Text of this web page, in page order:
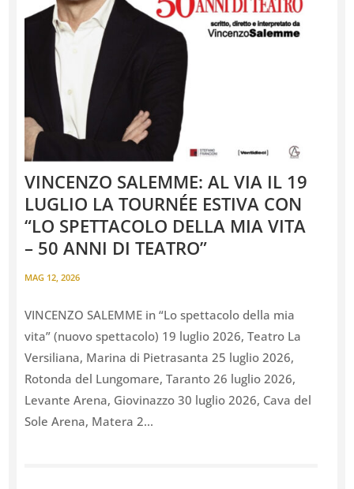
VINCENZO SALEMME: AL VIA IL 19
LUGLIO LA TOURNÉE ESTIVA CON
“LO SPETTACOLO DELLA MIA VITA
– 50 ANNI DI TEATRO”
MAG 12, 2026
VINCENZO SALEMME in “Lo spettacolo della mia
vita” (nuovo spettacolo) 19 luglio 2026, Teatro La
Versiliana, Marina di Pietrasanta 25 luglio 2026,
Rotonda del Lungomare, Taranto 26 luglio 2026,
Levante Arena, Giovinazzo 30 luglio 2026, Cava del
Sole Arena, Matera 2...